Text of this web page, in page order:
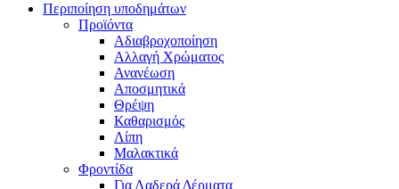
Περιποίηση υποδημάτων
Προϊόντα
Αδιαβροχοποίηση
Αλλαγή Χρώματος
Ανανέωση
Αποσμητικά
Θρέψη
Καθαρισμός
Λίπη
Μαλακτικά
Φροντίδα
Για Λαδερά Δέρματα